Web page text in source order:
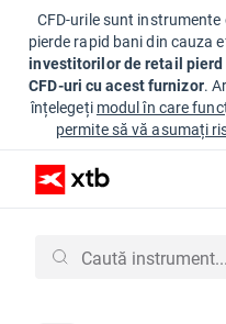
CFD-urile sunt
pierde rapid bani din cauza
investitorilor de retail
CFD-uri cu acest furnizor.
înțelegeți modul în care
permite să vă asumați